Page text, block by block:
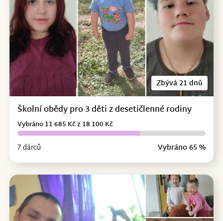
Zbývá 21 dnů
Školní obědy pro 3 děti z desetičlenné rodiny
7 dárců Vybráno 65 %
Vybráno 11 685 Kč z 18 100 Kč